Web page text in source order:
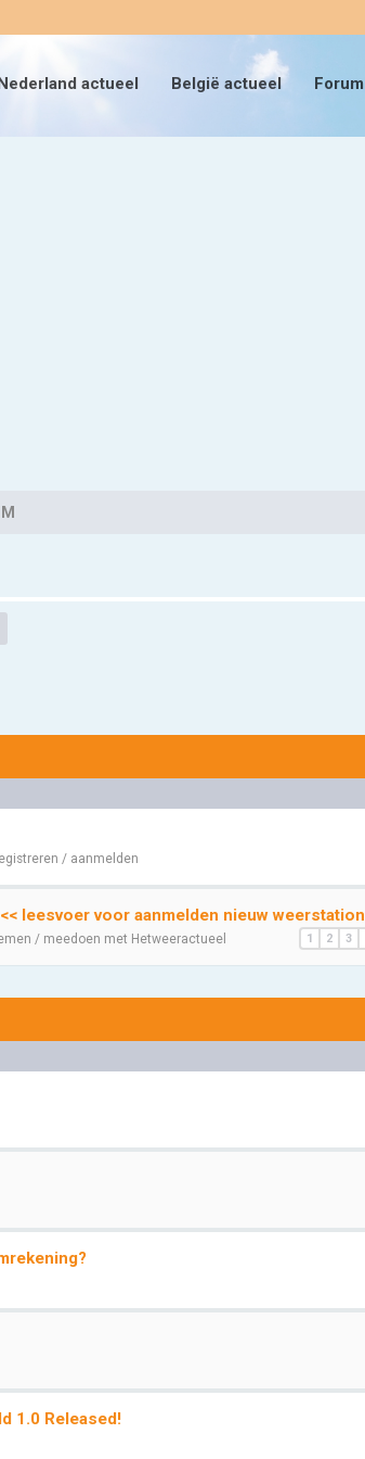
actueel België actueel Forum
/ aanmelden
leesvoer voor aanmelden nieuw weerstation
1 2 3
/ meedoen met Hetweeractueel
1.0 Released!